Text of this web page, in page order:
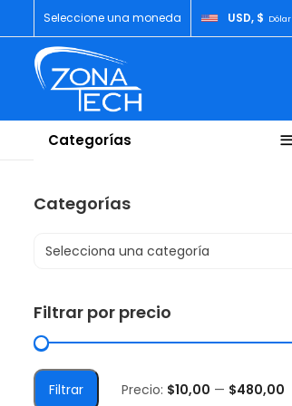
Seleccione una moneda USD, $ Dólar
Categorías
Categorías
Selecciona una categoría
Filtrar por precio
Filtrar Precio: $10,00 — $480,00